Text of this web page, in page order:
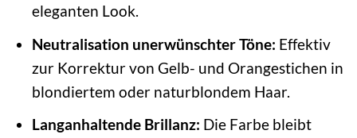
eleganten Look.
Neutralisation unerwünschter Töne: Effektiv
zur Korrektur von Gelb- und Orangestichen in
blondiertem oder naturblondem Haar.
Langanhaltende Brillanz: Die Farbe bleibt